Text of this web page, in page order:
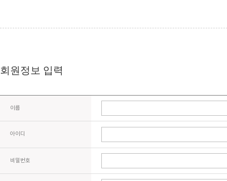
회원정보 입력
이름
아이디
비밀번호